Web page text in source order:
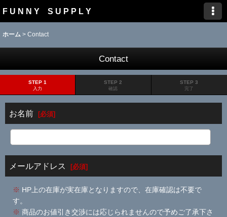
F U N N Y S U P P L Y
ホーム > Contact
Contact
STEP 1
入力
STEP 2
確認
STEP 3
完了
お名前 [必須]
メールアドレス [必須]
※ HP上の在庫が実在庫となりますので、在庫確認は不要で
す。
※ 商品のお値引き交渉には応じられませんので予めご了承下さ